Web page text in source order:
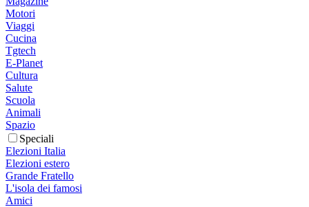
Motori
Viaggi
Cucina
Tgtech
E-Planet
Cultura
Salute
Scuola
Animali
Spazio
Speciali
Elezioni Italia
Elezioni estero
Grande Fratello
L'isola dei famosi
Amici